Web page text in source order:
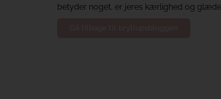
betyder noget, er jeres kærlighed og